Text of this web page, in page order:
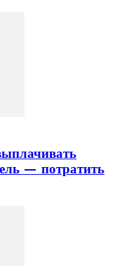
— потратить